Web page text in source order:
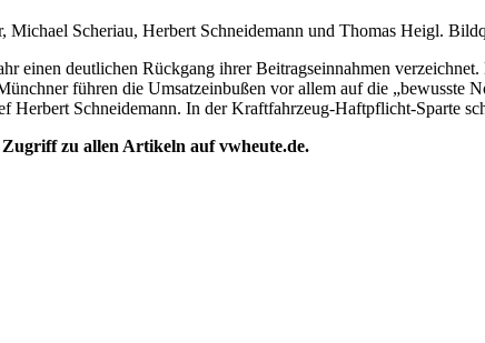
Michael Scheriau, Herbert Schneidemann und Thomas Heigl.
einen deutlichen Rückgang ihrer Beitragseinnahmen
führen die Umsatzeinbußen vor allem auf die „bewusste
Herbert Schneidemann. In der Kraftfahrzeug-Haftpflicht-Sparte
zu allen Artikeln auf vwheute.de.